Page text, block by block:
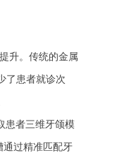
升。传统的金属
了患者就诊次
患者三维牙颌模
通过精准匹配牙